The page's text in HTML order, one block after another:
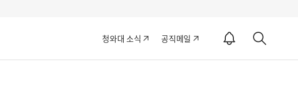
청와대 소식 공직메일
알
ON
세